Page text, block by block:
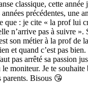
classique, cette
précédentes, une
que : je cite « la prof lui
n’arrive pas à suivre
son métier à la prof de
et quand c’est pas
pas arrêté sa passion
moniteur. Je te souhaite
parents. Bisous 😘